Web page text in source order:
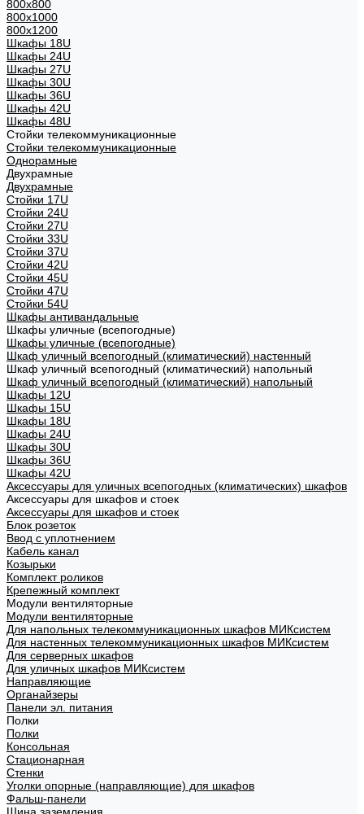
800x800
800х1000
800х1200
Шкафы 18U
Шкафы 24U
Шкафы 27U
Шкафы 30U
Шкафы 36U
Шкафы 42U
Шкафы 48U
Стойки телекоммуникационные
Стойки телекоммуникационные
Однорамные
Двухрамные
Двухрамные
Стойки 17U
Стойки 24U
Стойки 27U
Стойки 33U
Стойки 37U
Стойки 42U
Стойки 45U
Стойки 47U
Стойки 54U
Шкафы антивандальные
Шкафы уличные (всепогодные)
Шкафы уличные (всепогодные)
Шкаф уличный всепогодный (климатический) настенный
Шкаф уличный всепогодный (климатический) напольный
Шкаф уличный всепогодный (климатический) напольный
Шкафы 12U
Шкафы 15U
Шкафы 18U
Шкафы 24U
Шкафы 30U
Шкафы 36U
Шкафы 42U
Аксессуары для уличных всепогодных (климатических) шкафов
Аксессуары для шкафов и стоек
Аксессуары для шкафов и стоек
Блок розеток
Ввод с уплотнением
Кабель канал
Козырьки
Комплект роликов
Крепежный комплект
Модули вентиляторные
Модули вентиляторные
Для напольных телекоммуникационных шкафов МИКсистем
Для настенных телекоммуникационных шкафов МИКсистем
Для серверных шкафов
Для уличных шкафов МИКсистем
Направляющие
Органайзеры
Панели эл. питания
Полки
Полки
Консольная
Стационарная
Стенки
Уголки опорные (направляющие) для шкафов
Фальш-панели